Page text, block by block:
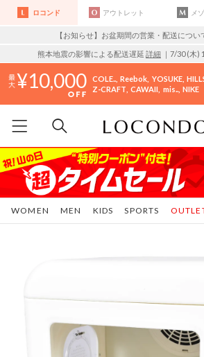
ロコンド アウトレット メ
【お知らせ】お盆期間の営業・配送につい
熊本地震の影響による配送遅延 詳細 ｜7/30 (木)
10,000 COLE.. Reebok YOSUKE
Z-CRAFT CAWAII mis.. NIKE
WOMEN MEN KIDS SPORTS